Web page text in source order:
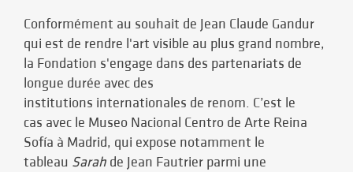
Conformément au souhait de Jean Claude Gandur
qui est de rendre l'art visible au plus grand nombre,
la Fondation s'engage dans des partenariats de
longue durée avec des
institutions internationales de renom. C’est le
cas avec le Museo Nacional Centro de Arte Reina
Sofía à Madrid, qui expose notamment le
tableau Sarah de Jean Fautrier parmi une